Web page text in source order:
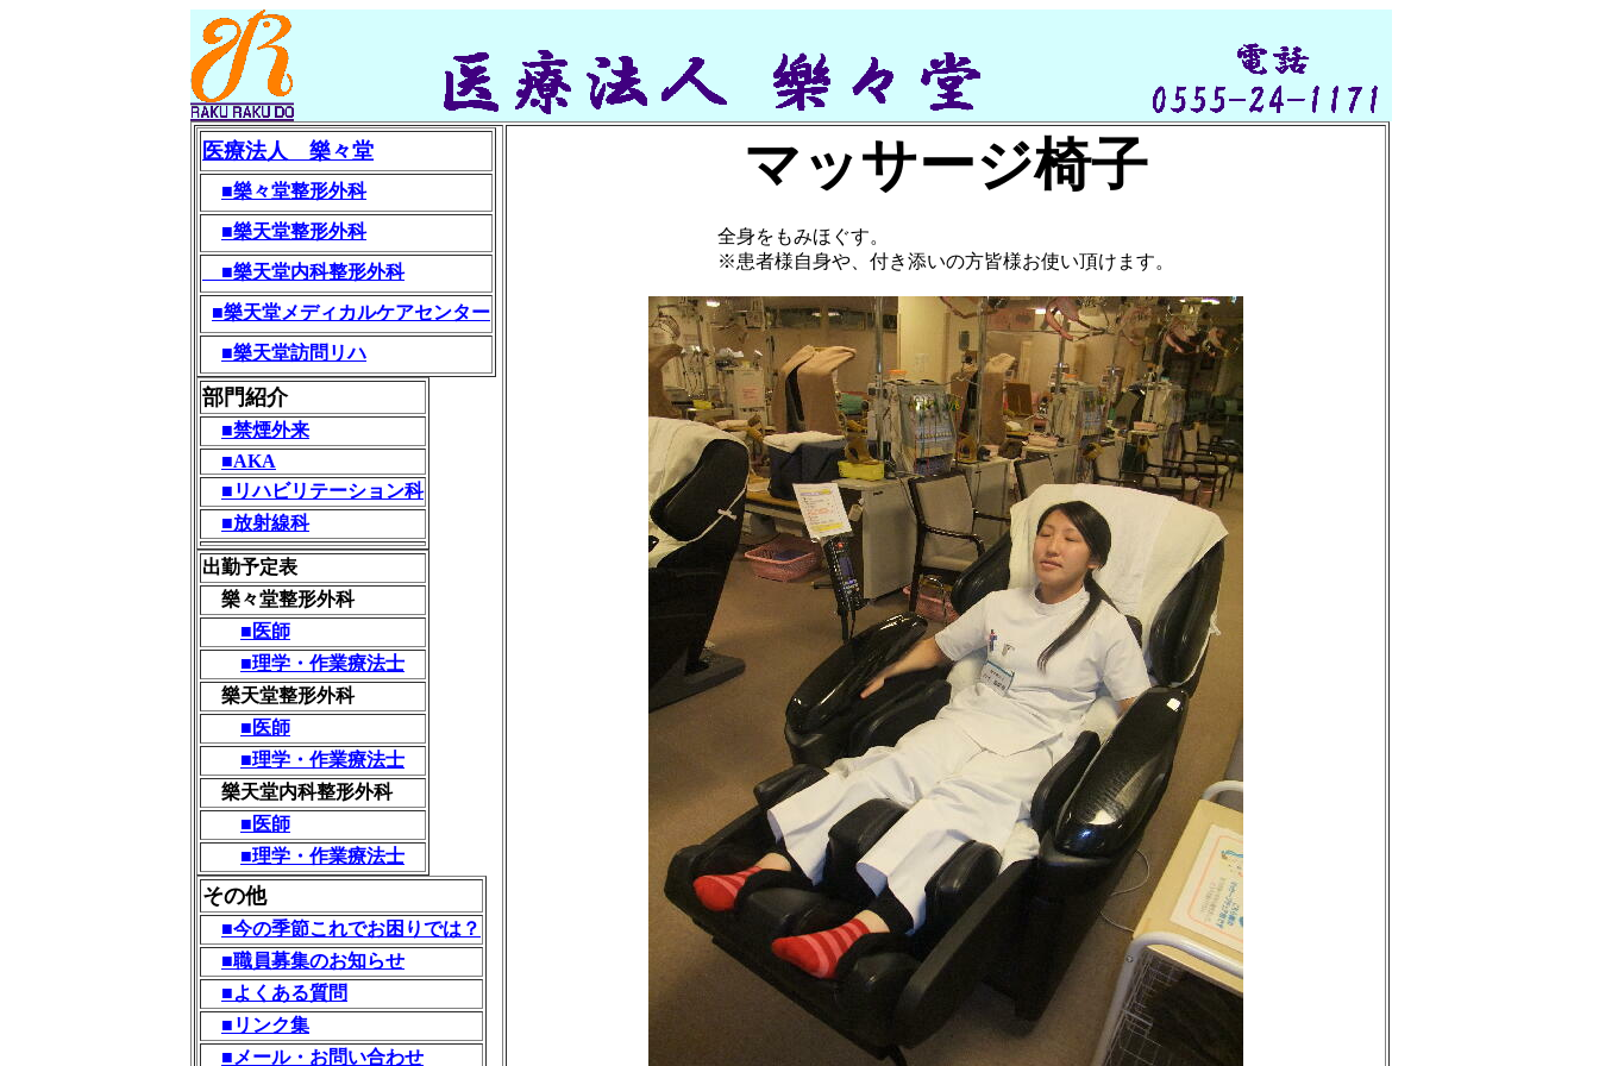
医療法人 樂々堂
■樂々堂整形外科
■樂天堂整形外科
■樂天堂内科整形外科
■樂天堂メディカルケアセンター
■樂天堂訪問リハ
部門紹介
■禁煙外来
■AKA
■リハビリテーション科
■放射線科
出勤予定表
樂々堂整形外科
■医師
■理学・作業療法士
樂天堂整形外科
■医師
■理学・作業療法士
樂天堂内科整形外科
■医師
■理学・作業療法士
その他
■今の季節これでお困りでは？
■職員募集のお知らせ
■よくある質問
■リンク集
■メール・お問い合わせ
マッサージ椅子
全身をもみほぐす。
※患者様自身や、付き添いの方皆様お使い頂けます。